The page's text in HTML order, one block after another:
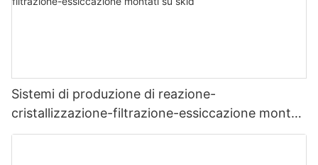
Sistemi di produzione di reazione-
cristallizzazione-filtrazione-essiccazione montati
su skid